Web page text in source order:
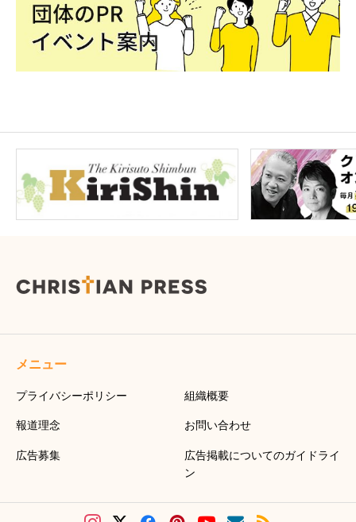
メニュー
プライバシーポリシー 組織概要
報道理念 お問い合わせ
広告募集
広告掲載についてのガイドライ
ン